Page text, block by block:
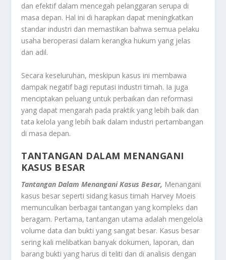
dan efektif dalam mencegah pelanggaran serupa di
masa depan. Hal ini di harapkan dapat meningkatkan
standar industri dan memastikan bahwa semua pelaku
usaha beroperasi dalam kerangka hukum yang jelas
dan adil.
Secara keseluruhan, meskipun kasus ini membawa
dampak negatif bagi reputasi industri timah. Ia juga
menciptakan peluang untuk perbaikan dan reformasi
yang dapat mengarah pada praktik yang lebih baik dan
tata kelola yang lebih baik dalam industri pertambangan
di masa depan.
TANTANGAN DALAM MENANGANI
KASUS BESAR
Tantangan Dalam Menangani Kasus Besar, Menangani
kasus besar seperti sidang kasus timah Harvey Moeis
memunculkan berbagai tantangan yang kompleks dan
beragam. Pertama, tantangan utama adalah mengelola
volume data dan bukti yang sangat besar. Kasus besar
sering kali melibatkan banyak dokumen, laporan, dan
barang bukti yang harus di teliti dan di analisis dengan